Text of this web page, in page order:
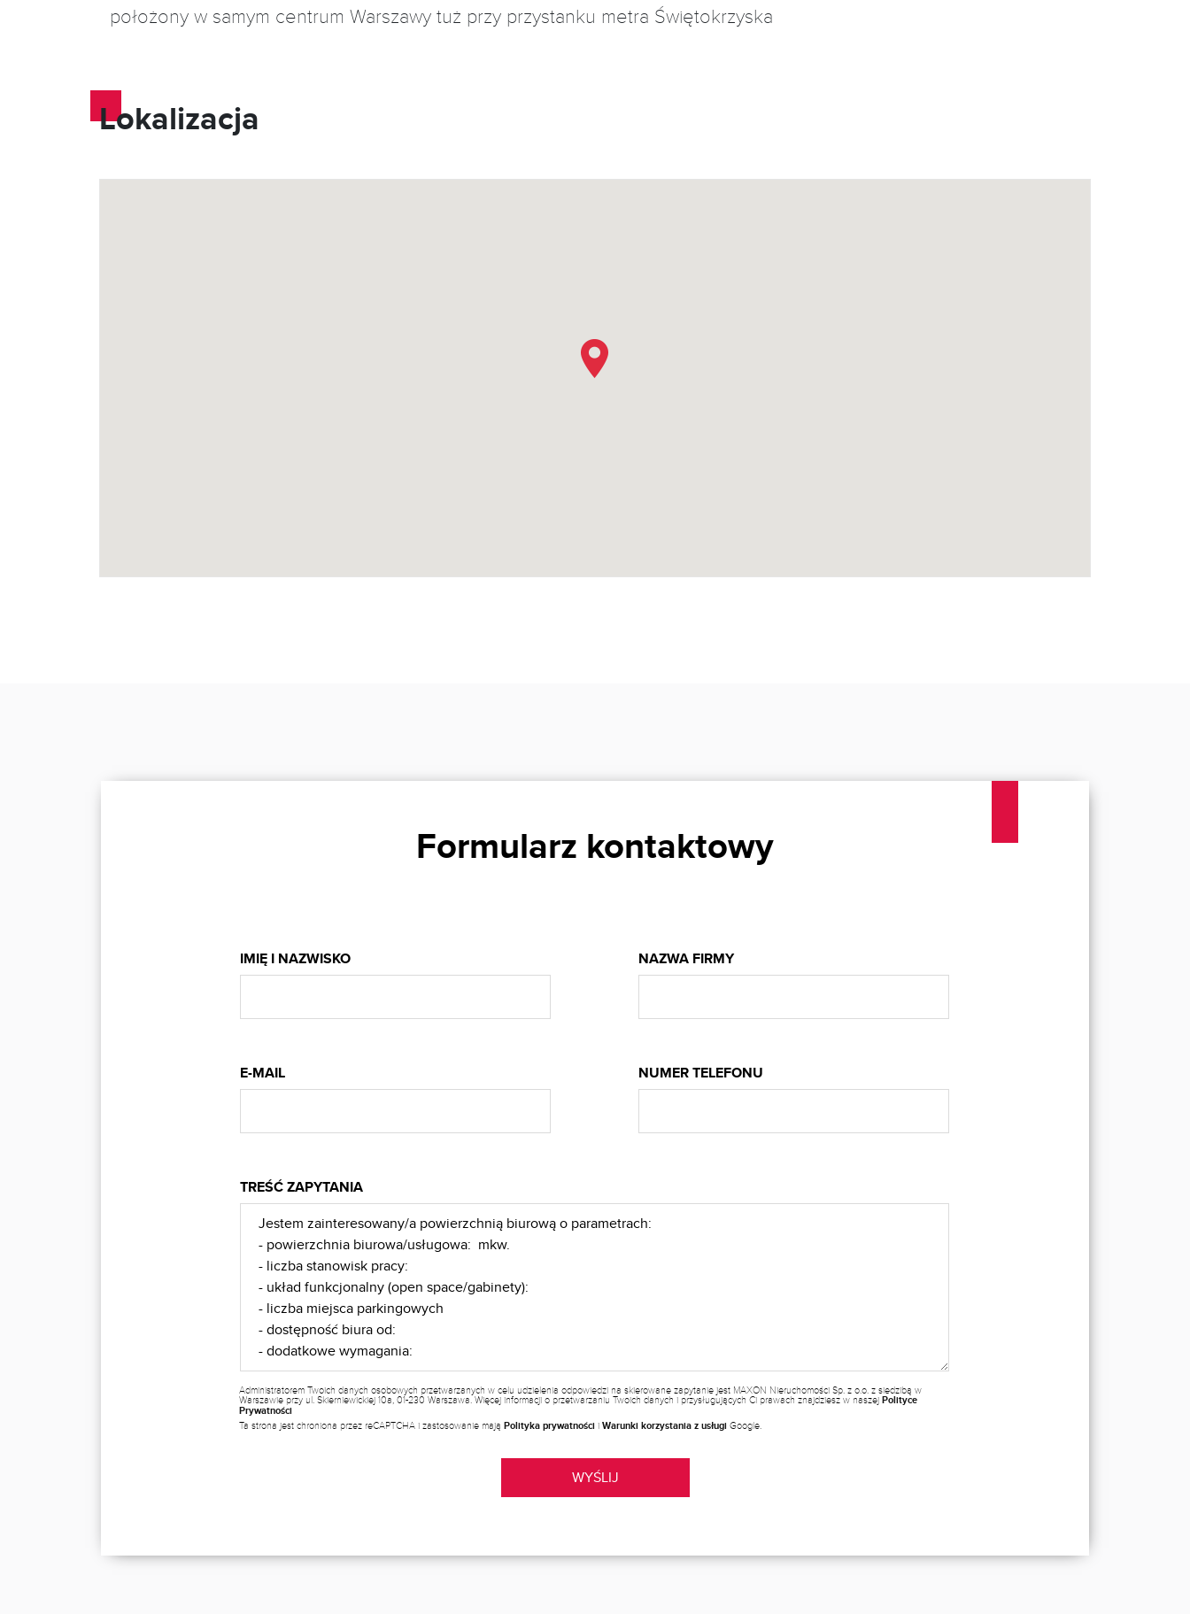
położony w samym centrum Warszawy tuż przy przystanku metra Świętokrzyska
Lokalizacja
Formularz kontaktowy
IMIĘ I NAZWISKO NAZWA FIRMY
E-MAIL NUMER TELEFONU
TREŚĆ ZAPYTANIA
Administratorem Twoich danych osobowych przetwarzanych w celu udzielenia odpowiedzi na skierowane zapytanie jest MAXON Nieruchomości Sp. z o.o. z siedzibą w
Warszawie przy ul. Skierniewickiej 10a, 01-230 Warszawa. Więcej informacji o przetwarzaniu Twoich danych i przysługujących Ci prawach znajdziesz w naszejPolityce
Prywatności
Ta strona jest chroniona przez reCAPTCHA i zastosowanie mająPolityka prywatności iWarunki korzystania z usługi Google.
WYŚLIJ